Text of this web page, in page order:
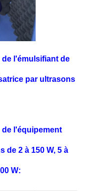
l'émulsifiant de
par ultrasons
de l'équipement
de 2 à 150 W, 5 à
W: